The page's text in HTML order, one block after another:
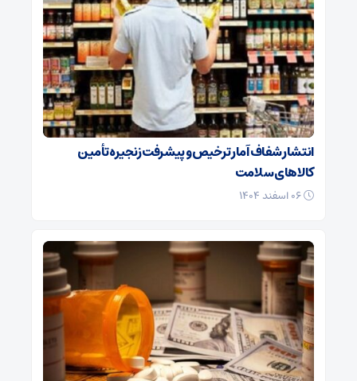
انتشار شفاف آمار ترخیص و پیشرفت زنجیره تأمین
کالاهای سلامت